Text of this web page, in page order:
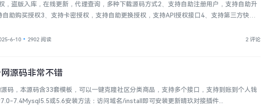
，盗版入库，在线更新，代理查询，多种下载源码方式2、支持自助注册用户，支持自助升
助购买授权3、支持卡密授权，支持自助更换授权，支持API授权接口4、支持第三方快捷
6-10 2902 阅读 2 评论
源码非常不错
码，本源码含33套模板，可以一键克隆社区分类商品，支持多个接口，支持到账到个人钱
7.4Mysql5.5或5.6安装方法：访问域名/install即可安装更新晴玖对接插件...